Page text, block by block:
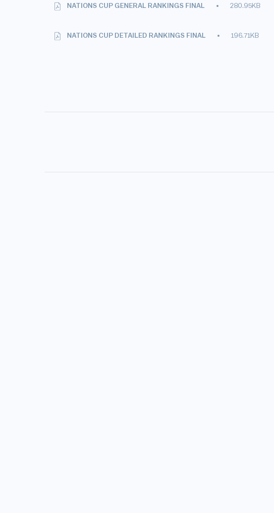
NATIONS CUP GENERAL RANKINGS FINAL 280.95KB
NATIONS CUP DETAILED RANKINGS FINAL 196.71KB